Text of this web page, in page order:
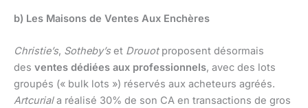
b) Les Maisons de Ventes Aux Enchères
Christie’s, Sotheby’set Drouotproposent désormais
des ventes dédiées aux professionnels, avec des lots
groupés (« bulk lots ») réservés aux acheteurs agréés.
Artcuriala réalisé 30% de son CA en transactions de gros